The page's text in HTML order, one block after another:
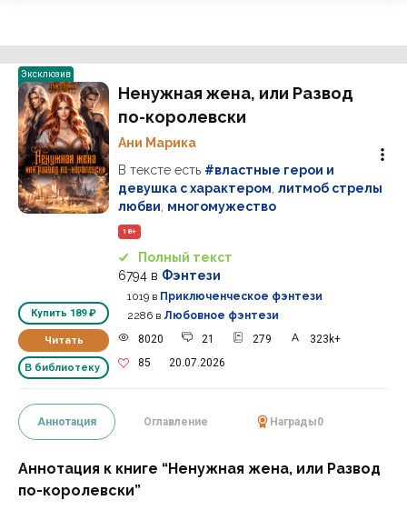
Эксклюзив
Купить 189 ₽
Читать
В библиотеку
Ненужная жена, или Развод
по-королевски
Ани Марика
В тексте есть #властные герои и
девушка с характером литмоб стрелы
любви многомужество
18+
Полный текст
6794 в Фэнтези
1019 в Приключенческое фэнтези
2286 в Любовное фэнтези
8020
21 279
323k+
85
20.07.2026
Аннотация Оглавление Награды0
Аннотация к книге “Ненужная жена, или Развод
по-королевски”